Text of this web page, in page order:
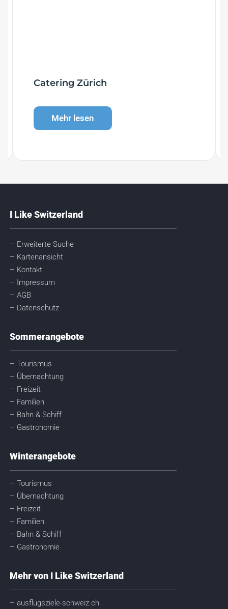
Catering Zürich
Mehr lesen
I Like Switzerland
– Erweiterte Suche
– Kartenansicht
– Kontakt
– Impressum
– AGB
– Datenschutz
Sommerangebote
– Tourismus
– Übernachtung
– Freizeit
– Familien
– Bahn & Schiff
– Gastronomie
Winterangebote
– Tourismus
– Übernachtung
– Freizeit
– Familien
– Bahn & Schiff
– Gastronomie
Mehr von I Like Switzerland
– ausflugsziele-schweiz.ch